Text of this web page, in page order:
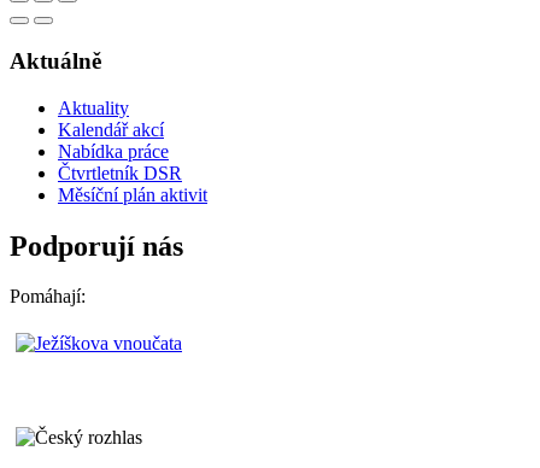
Aktuálně
Aktuality
Kalendář akcí
Nabídka práce
Čtvrtletník DSR
Měsíční plán aktivit
Podporují nás
Pomáhají: